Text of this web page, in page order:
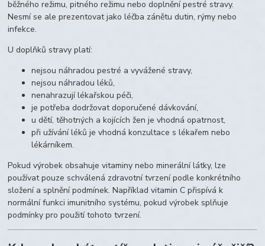
běžného režimu, pitného režimu nebo doplnění pestré stravy.
Nesmí se ale prezentovat jako léčba zánětu dutin, rýmy nebo
infekce.
U doplňků stravy platí:
nejsou náhradou pestré a vyvážené stravy,
nejsou náhradou léků,
nenahrazují lékařskou péči,
je potřeba dodržovat doporučené dávkování,
u dětí, těhotných a kojících žen je vhodná opatrnost,
při užívání léků je vhodná konzultace s lékařem nebo
lékárníkem.
Pokud výrobek obsahuje vitaminy nebo minerální látky, lze
používat pouze schválená zdravotní tvrzení podle konkrétního
složení a splnění podmínek. Například vitamin C přispívá k
normální funkci imunitního systému, pokud výrobek splňuje
podmínky pro použití tohoto tvrzení.